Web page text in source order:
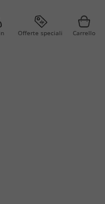
Offerte speciali Carrello